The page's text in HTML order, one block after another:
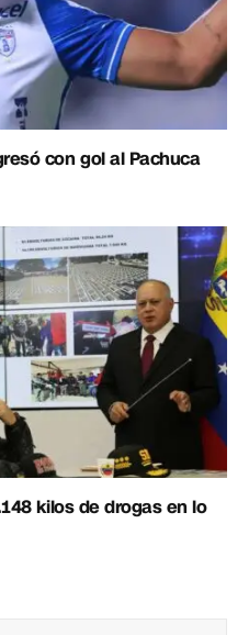
con gol al Pachuca
kilos de drogas en lo